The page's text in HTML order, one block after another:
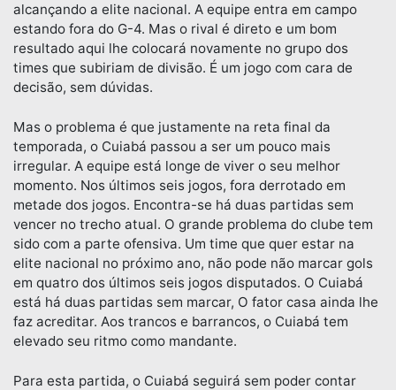
alcançando a elite nacional. A equipe entra em campo
estando fora do G-4. Mas o rival é direto e um bom
resultado aqui lhe colocará novamente no grupo dos
times que subiriam de divisão. É um jogo com cara de
decisão, sem dúvidas.
Mas o problema é que justamente na reta final da
temporada, o Cuiabá passou a ser um pouco mais
irregular. A equipe está longe de viver o seu melhor
momento. Nos últimos seis jogos, fora derrotado em
metade dos jogos. Encontra-se há duas partidas sem
vencer no trecho atual. O grande problema do clube tem
sido com a parte ofensiva. Um time que quer estar na
elite nacional no próximo ano, não pode não marcar gols
em quatro dos últimos seis jogos disputados. O Cuiabá
está há duas partidas sem marcar, O fator casa ainda lhe
faz acreditar. Aos trancos e barrancos, o Cuiabá tem
elevado seu ritmo como mandante.
Para esta partida, o Cuiabá seguirá sem poder contar